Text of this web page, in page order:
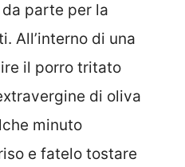
parte per la
All’interno di una
il porro tritato
di oliva
minuto
e fatelo tostare